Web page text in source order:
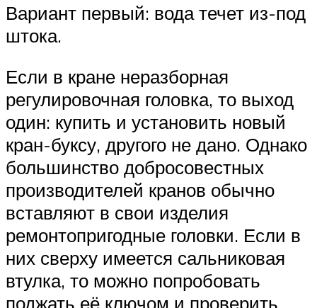
Вариант первый: вода течет из-под
штока.
Если в кране неразборная
регулировочная головка, то выход
один: купить и установить новый
кран-буксу, другого не дано. Однако
большинство добросовестных
производителей кранов обычно
вставляют в свои изделия
ремонтопригодные головки. Если в
них сверху имеется сальниковая
втулка, то можно попробовать
поджать её ключом и проверить